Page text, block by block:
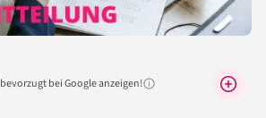
bevorzugt bei Google anzeigen!Warum lohnt sich das?